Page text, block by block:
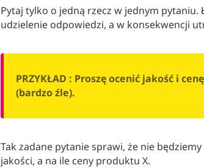
Pytaj tylko o jedną rzecz w jednym
udzielenie odpowiedzi, a w konsekwencji
PRZYKŁAD : Proszę ocenić jakość i
(bardzo źle).
Tak zadane pytanie sprawi, że nie
jakości, a na ile ceny produktu X.